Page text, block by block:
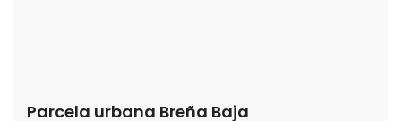
Parcela urbana Breña Baja